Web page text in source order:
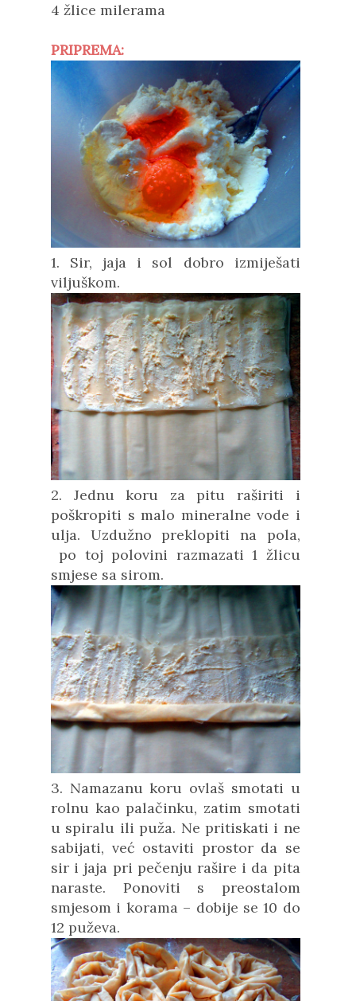
4 žlice milerama
PRIPREMA:
1. Sir, jaja i sol dobro izmiješati
viljuškom.
2. Jednu koru za pitu raširiti i
poškropiti s malo mineralne vode i
ulja. Uzdužno preklopiti na pola,
po toj polovini razmazati 1 žlicu
smjese sa sirom.
3. Namazanu koru ovlaš smotati u
rolnu kao palačinku, zatim smotati
u spiralu ili puža. Ne pritiskati i ne
sabijati, već ostaviti prostor da se
sir i jaja pri pečenju rašire i da pita
naraste. Ponoviti s preostalom
smjesom i korama – dobije se 10 do
12 puževa.